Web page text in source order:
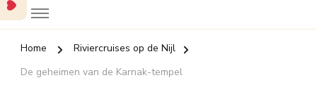
Home
Riviercruises op de Nijl
De geheimen van de Karnak-tempel